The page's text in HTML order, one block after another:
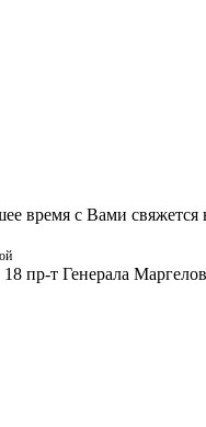
время с Вами свяжется
18 пр-т Генерала